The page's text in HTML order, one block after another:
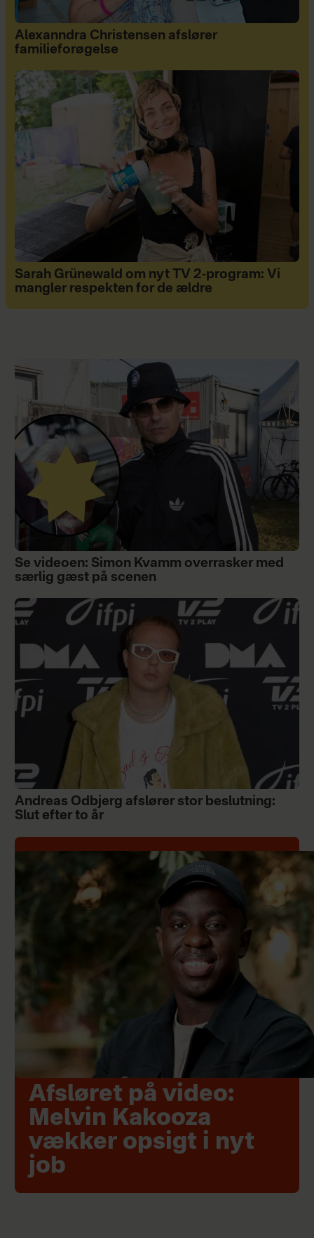
Alexanndra Christensen afslører
familieforøgelse
Sarah Grünewald om nyt TV 2-program: Vi
mangler respekten for de ældre
Se videoen: Simon Kvamm overrasker med
særlig gæst på scenen
Andreas Odbjerg afslører stor beslutning:
Slut efter to år
Afsløret på video:
Melvin Kakooza
vækker opsigt i nyt
job